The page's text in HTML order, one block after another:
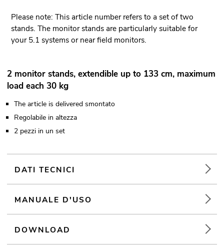
Please note: This article number refers to a set of two
stands. The monitor stands are particularly suitable for
your 5.1 systems or near field monitors.
2 monitor stands, extendible up to 133 cm, maximum
load each 30 kg
The article is delivered smontato
Regolabile in altezza
2 pezzi in un set
DATI TECNICI
MANUALE D'USO
DOWNLOAD